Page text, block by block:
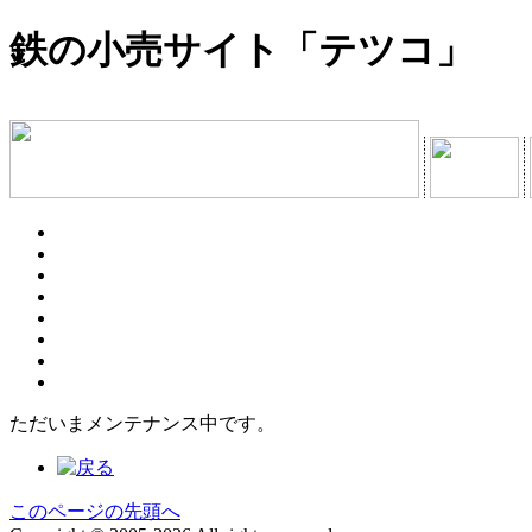
鉄の小売サイト「テツコ」
ただいまメンテナンス中です。
このページの先頭へ